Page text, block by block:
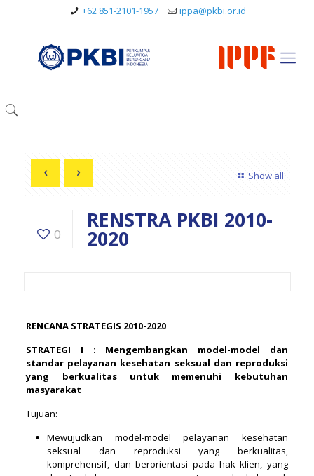
+62 851-2101-1957 ippa@pkbi.or.id
Show all
0
RENSTRA PKBI 2010-
2020
RENCANA STRATEGIS 2010-2020
STRATEGI I : Mengembangkan model-model dan
standar pelayanan kesehatan seksual dan reproduksi
yang berkualitas untuk memenuhi kebutuhan
masyarakat
Tujuan:
Mewujudkan model-model pelayanan kesehatan
seksual dan reproduksi yang berkualitas,
komprehensif, dan berorientasi pada hak klien, yang